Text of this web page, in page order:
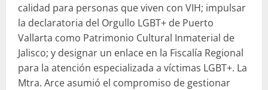
calidad para personas que viven con VIH; impulsar
la declaratoria del Orgullo LGBT+ de Puerto
Vallarta como Patrimonio Cultural Inmaterial de
Jalisco; y designar un enlace en la Fiscalía Regional
para la atención especializada a víctimas LGBT+. La
Mtra. Arce asumió el compromiso de gestionar